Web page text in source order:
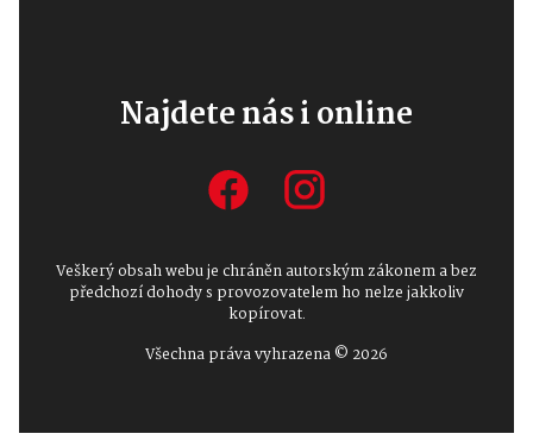
Najdete nás i online
Veškerý obsah webu je chráněn autorským zákonem a bez
předchozí dohody s provozovatelem ho nelze jakkoliv
kopírovat.
Všechna práva vyhrazena © 2026